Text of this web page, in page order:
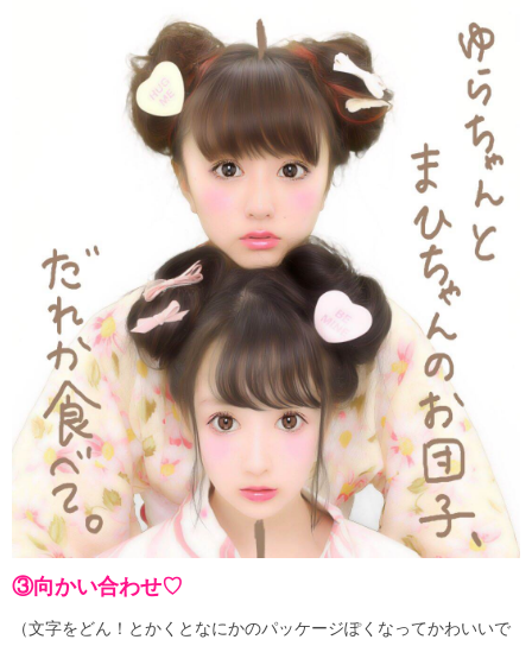
③向かい合わせ♡
（文字をどん！とかくとなにかのパッケージぽくなってかわいいで